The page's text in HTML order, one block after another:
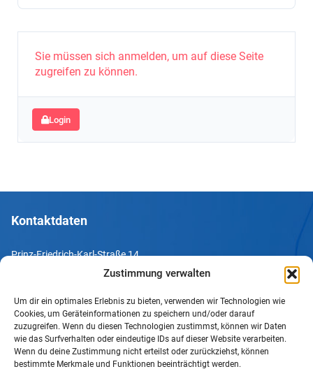
Zustimmung verwalten
Um dir ein optimales Erlebnis zu bieten, verwenden wir Technologien wie
Cookies, um Geräteinformationen zu speichern und/oder darauf
zuzugreifen. Wenn du diesen Technologien zustimmst, können wir Daten
wie das Surfverhalten oder eindeutige IDs auf dieser Website verarbeiten.
Wenn du deine Zustimmung nicht erteilst oder zurückziehst, können
bestimmte Merkmale und Funktionen beeinträchtigt werden.
Sie müssen sich anmelden, um auf diese Seite
zugreifen zu können.
Login
Kontaktdaten
Prinz-Friedrich-Karl-Straße 14
Tel. +49 231 952052-10
Fax +49 231 952052-60
e-Mail info@uv-do.de
Internet www.uv-do.de